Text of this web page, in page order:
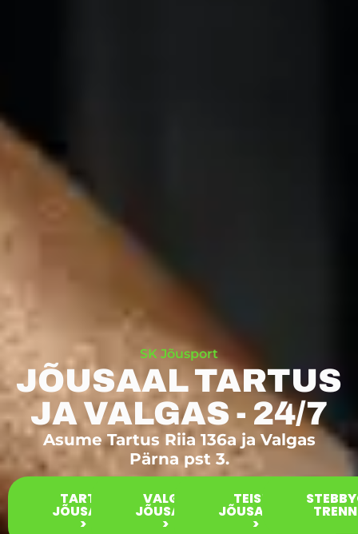
SK Jõusport
JÕUSAAL TARTUS
JA VALGAS - 24/7
Asume Tartus Riia 136a ja Valgas
Pärna pst 3.
TARTU
JÕUSAAL
>
VALGA
JÕUSAAL
>
TEISED
JÕUSAALID
>